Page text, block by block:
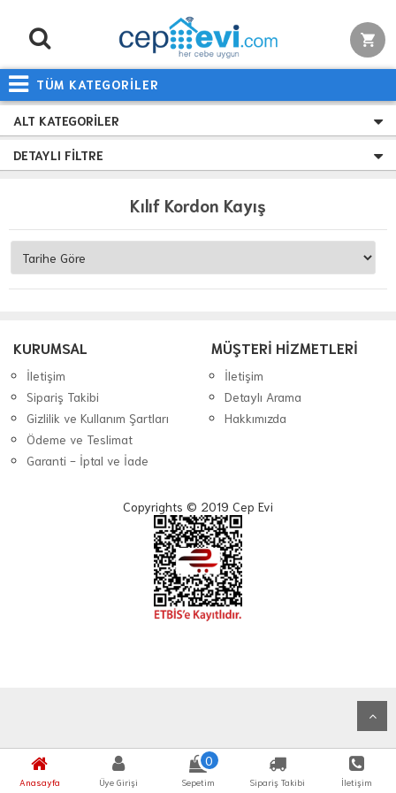
TÜM KATEGORİLER
Anasayfa Üye Girişi
0
Sepetim Sipariş Takibi İletişim
ALT KATEGORILER
DETAYLI FILTRE
Kılıf Kordon Kayış
KURUMSAL
İletişim
Sipariş Takibi
Gizlilik ve Kullanım Şartları
Ödeme ve Teslimat
Garanti - İptal ve İade
MÜŞTERİ HİZMETLERİ
İletişim
Detaylı Arama
Hakkımızda
Copyrights © 2019 Cep Evi